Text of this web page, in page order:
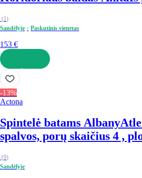
(1)
Sandėlyje
Paskutinis vienetas
153 €
Į KREPŠELĮ
-13%
Actona
Spintelė batams Albany
spalvos, porų skaičius 4 ,
(9)
Sandėlyje